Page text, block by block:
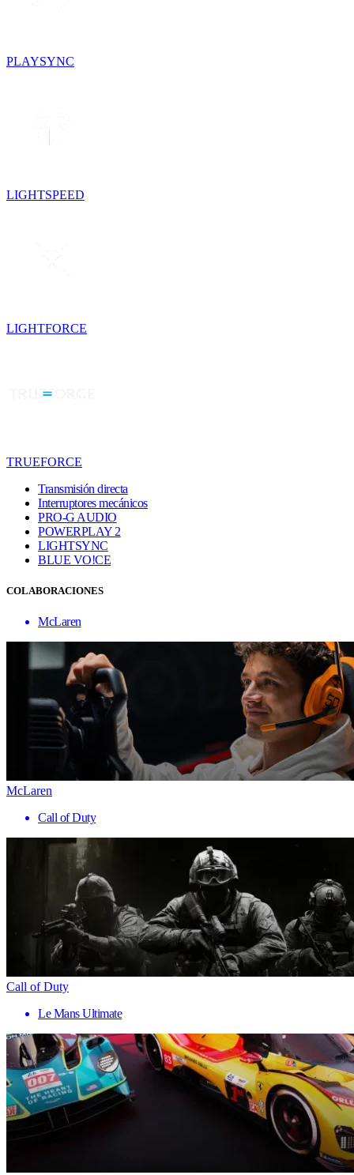
PLAYSYNC
LIGHTSPEED
LIGHTFORCE
TRUEFORCE
Transmisión directa
Interruptores mecánicos
PRO-G AUDIO
POWERPLAY 2
LIGHTSYNC
BLUE VO!CE
COLABORACIONES
McLaren
McLaren
Call of Duty
Call of Duty
Le Mans Ultimate